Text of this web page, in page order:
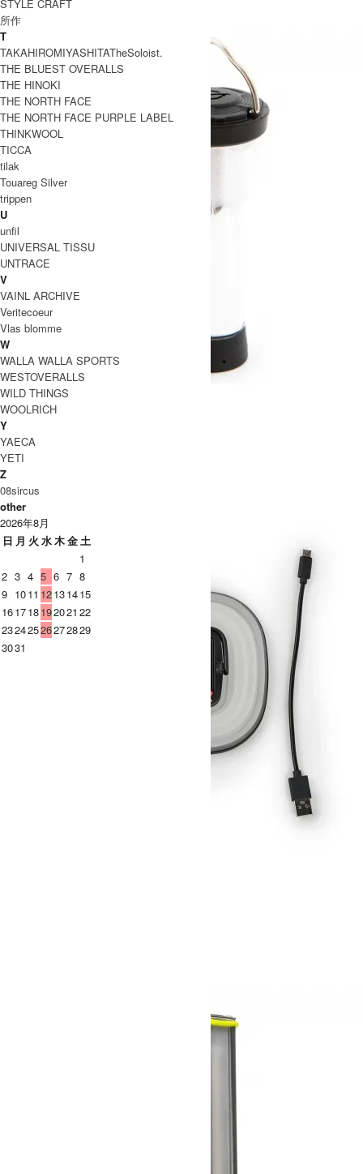
LIGHTHOUSE micro
SOLD OUT
GOALZERO
ゴールゼロ
STYLE CRAFT
所作
T
TAKAHIROMIYASHITATheSoloist.
THE BLUEST OVERALLS
THE HINOKI
THE NORTH FACE
THE NORTH FACE PURPLE LABEL
THINKWOOL
TICCA
tilak
Touareg Silver
trippen
U
unfil
UNIVERSAL TISSU
UNTRACE
V
VAINL ARCHIVE
Veritecoeur
Vlas blomme
W
WALLA WALLA SPORTS
WESTOVERALLS
WILD THINGS
WOOLRICH
Y
YAECA
YETI
Z
08sircus
other
2026年8月
日 月 火 水木金土
1
2 3 4 5 6 7 8
9 1011 12131415
161718192021 22
23242526272829
3031